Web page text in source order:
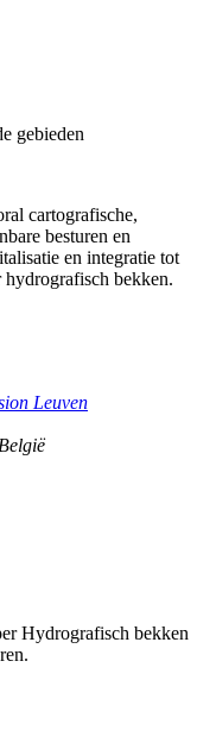
gebieden
cartografische,
besturen en
en integratie tot
hydrografisch bekken.
Leuven
België
Hydrografisch bekken